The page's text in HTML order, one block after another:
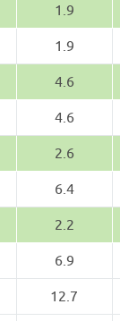
1.9
1.9
4.6
4.6
2.6
6.4
2.2
6.9
12.7